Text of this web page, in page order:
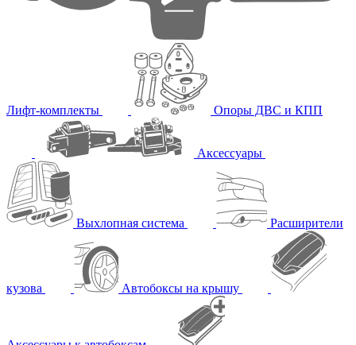
Лифт-комплекты Опоры ДВС и КПП
Аксессуары
Выхлопная система Расширители
кузова Автобоксы на крышу